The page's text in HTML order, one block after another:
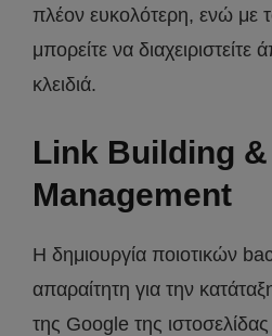
πλέον ευκολότερη, ενώ με
μπορείτε να διαχειριστείτε
κλειδιά.
Link Building
Management
Η δημιουργία ποιοτικών
απαραίτητη για την
της Google της